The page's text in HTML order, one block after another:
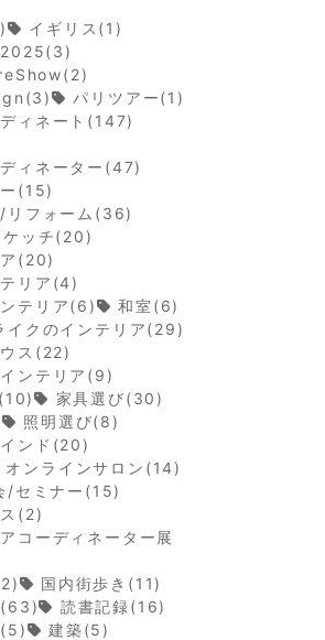
イギリス(1)
2025(3)
パリツアー(1)
ィネート(147)
ィネーター(47)
(15)
リフォーム(36)
ケッチ(20)
(20)
リア(4)
テリア(6)
和室(6)
イクのインテリア(29)
ス(22)
ンテリア(9)
家具選び(30)
照明選び(8)
ンド(20)
オンラインサロン(14)
/セミナー(15)
(2)
コーディネーター展
国内街歩き(11)
(63)
読書記録(16)
建築(5)